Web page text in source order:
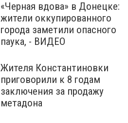
«Черная вдова» в Донецке:
жители оккупированного
города заметили опасного
паука, - ВИДЕО
Жителя Константиновки
приговорили к 8 годам
заключения за продажу
метадона